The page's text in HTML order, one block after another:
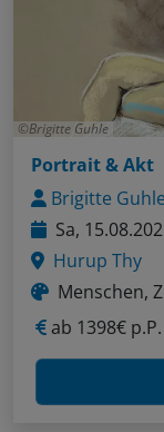
Brigitte Guhle
Portrait & Akt
Brigitte Guhle
Sa,
Hurup Thy
Menschen,
ab 1398€ p.P.